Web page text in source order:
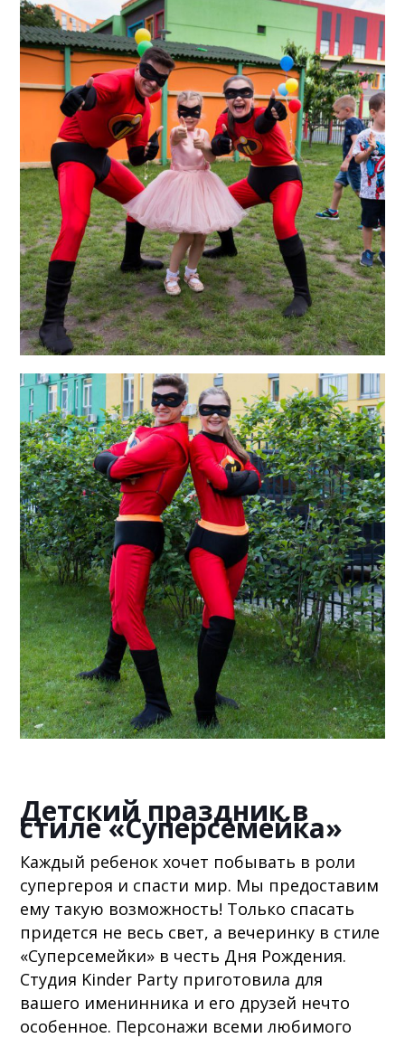
Детский праздник в
стиле «Суперсемейка»
Каждый ребенок хочет побывать в роли
супергероя и спасти мир. Мы предоставим
ему такую возможность! Только спасать
придется не весь свет, а вечеринку в стиле
«Суперсемейки» в честь Дня Рождения.
Студия Kinder Party приготовила для
вашего именинника и его друзей нечто
особенное. Персонажи всеми любимого